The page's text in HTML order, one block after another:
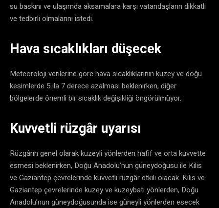
su baskını ve ulaşımda aksamalara karşı vatandaşların dikkatli
ve tedbirli olmalarını istedi.
Hava sıcaklıkları düşecek
Meteoroloji verilerine göre hava sıcaklıklarının kuzey ve doğu
kesimlerde 5 ila 7 derece azalması beklenirken, diğer
bölgelerde önemli bir sıcaklık değişikliği öngörülmüyor.
Kuvvetli rüzgâr uyarısı
Rüzgârın genel olarak kuzeyli yönlerden hafif ve orta kuvvette
esmesi beklenirken, Doğu Anadolu’nun güneydoğusu ile Kilis
ve Gaziantep çevrelerinde kuvvetli rüzgâr etkili olacak. Kilis ve
Gaziantep çevrelerinde kuzey ve kuzeybatı yönlerden, Doğu
Anadolu’nun güneydoğusunda ise güneyli yönlerden esecek